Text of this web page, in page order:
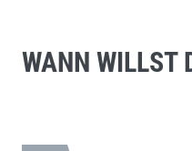
WANN WILLST